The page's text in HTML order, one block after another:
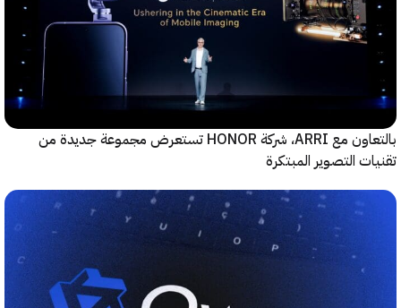
بالتعاون مع ARRI، شركة HONOR تستعرض مجموعة جديدة من
التصوير المبتكرة